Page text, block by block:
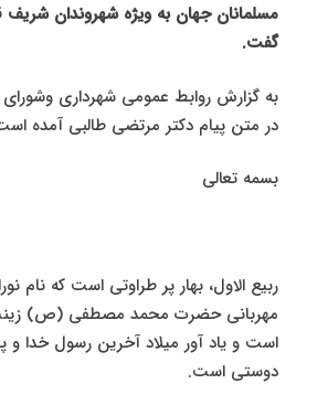
مسلمانان جهان به ویژه شهروندان شریف
گفت.
به گزارش روابط عمومی شهرداری وشورای
در متن پیام دکتر مرتضی طالبی آمده
بسمه تعالی
ربیع الاول، بهار پر طراوتی است که نام
مهربانی حضرت محمد مصطفی (ص)
است و یاد آور میلاد آخرین رسول خدا و
دوستی است.